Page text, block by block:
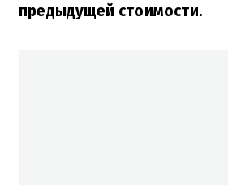
предыдущей стоимости.